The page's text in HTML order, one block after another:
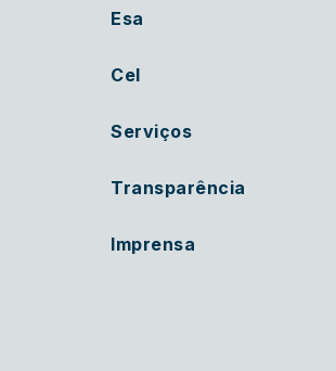
Esa
Cel
Serviços
Transparência
Imprensa